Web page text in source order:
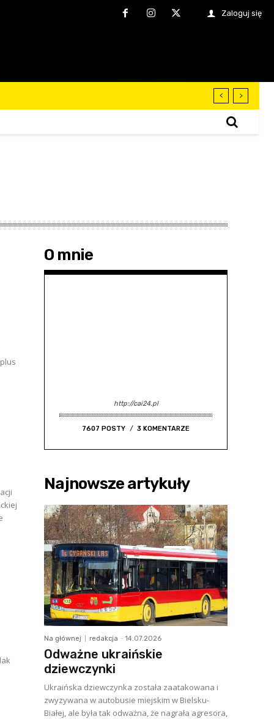
Zaloguj się
O mnie
http://cai24.pl
7607 POSTY 3 KOMENTARZE
Najnowsze artykuły
Na głównej redakcja - 14.07.2026
Odważne ukraińskie
dziewczynki
Ukraińska dziewczynka została zaatakowana i
zwyzywana w autobusie miejskim w Bielsku-
Białej, ale była tak odważna, że nagrała agresora,